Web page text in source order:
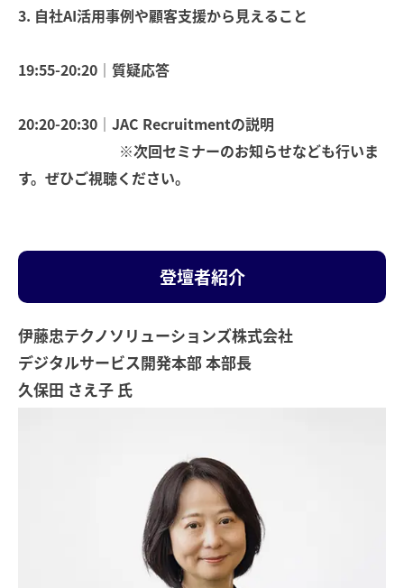
3. 自社AI活用事例や顧客支援から見えること
19:55-20:20｜質疑応答
20:20-20:30｜JAC Recruitmentの説明
※次回セミナーのお知らせなども行いま
す。ぜひご視聴ください。
登壇者紹介
伊藤忠テクノソリューションズ株式会社
デジタルサービス開発本部 本部長
久保田 さえ子 氏